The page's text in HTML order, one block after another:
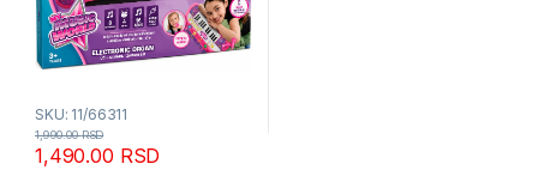
SKU: 11/66311
1,490.00 RSD
1,990.00RSD